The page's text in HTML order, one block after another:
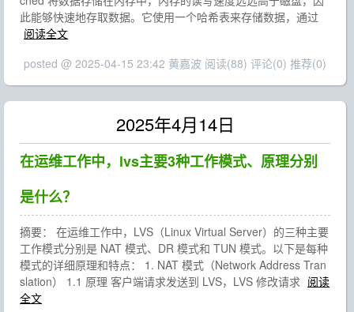
此能够快速地存取数据。它使用一个哈希表来存储数据，通过
阅读全文
posted @ 2025-04-15 23:42 黄嘉波 阅读(88) 评论(0) 推荐(0)
2025年4月14日
在运维工作中，lvs主要3种工作模式、原理分别
是什么？
摘要： 在运维工作中，LVS（Linux Virtual Server）的三种主要
工作模式分别是 NAT 模式、DR 模式和 TUN 模式。以下是每种
模式的详细原理和特点： 1. NAT 模式（Network Address Tran
slation） 1.1 原理 客户端请求发送到 LVS，LVS 修改请求 阅读
全文